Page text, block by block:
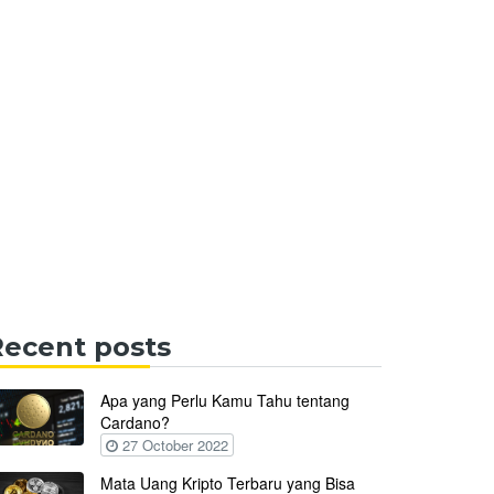
posts
Apa yang Perlu Kamu Tahu tentang
Cardano?
27 October 2022
Mata Uang Kripto Terbaru yang Bisa